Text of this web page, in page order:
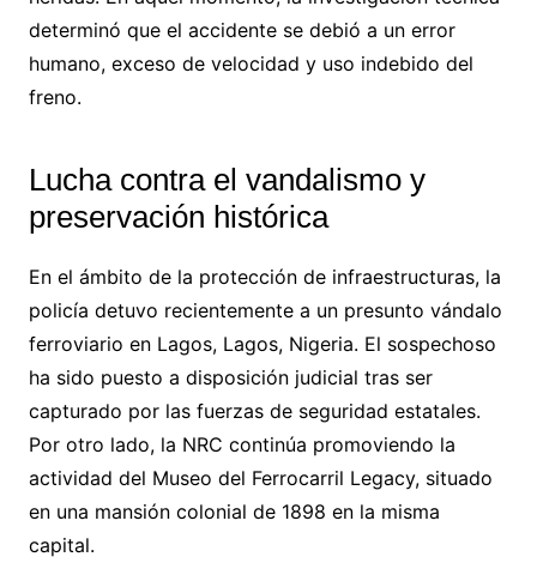
determinó que el accidente se debió a un error
humano, exceso de velocidad y uso indebido del
freno.
Lucha contra el vandalismo y
preservación histórica
En el ámbito de la protección de infraestructuras, la
policía detuvo recientemente a un presunto vándalo
ferroviario en Lagos, Lagos, Nigeria. El sospechoso
ha sido puesto a disposición judicial tras ser
capturado por las fuerzas de seguridad estatales.
Por otro lado, la NRC continúa promoviendo la
actividad del Museo del Ferrocarril Legacy, situado
en una mansión colonial de 1898 en la misma
capital.